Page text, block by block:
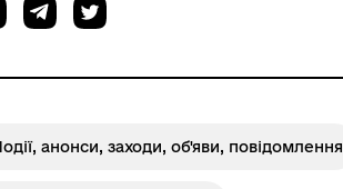
Розклад автобусів Одеса-
Роздільна
анонси, заходи, об'яви, повідомлення